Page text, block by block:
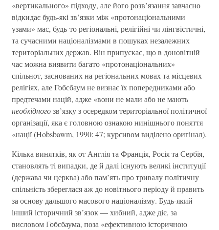
«вертикального» підходу, але його розв’язання завчасно
відкидає будь-які зв’язки між «протонаціональними
узами» мас, будь-то регіональні, релігійні чи лінгвістичні,
та сучасними націоналізмами в пошуках незалежних
територіальних держав. Він припускає, що в доновітній
час можна виявити багато «протонаціональних»
спільнот, заснованих на регіональних мовах та місцевих
релігіях, але Гобсбаум не визнає їх попередниками або
предтечами націй, адже «вони не мали або не мають
необхідногозв’язку з осередком територіальної політичної
організації, яка є головною ознакою нинішнього поняття
«нації (Hobsbawm, 1990: 47; курсивом виділено оригінал).
Кілька винятків, як от Англія та Франція, Росія та Сербія,
становлять ті випадки, де й далі існують великі інституції
(держава чи церква) або пам’ять про тривалу політичну
спільність збереглася аж до новітнього періоду й править
за основу дальшого масового націоналізму. Будь-який
інший історичний зв’язок — хибний, адже діє, за
висловом Гобсбаума, поза «ефективною історичною